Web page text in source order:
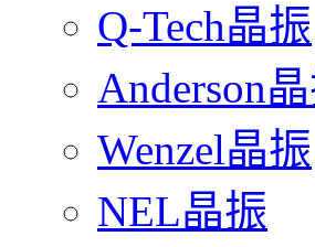
Q-Tech晶振
Anderson
Wenzel晶振
NEL晶振